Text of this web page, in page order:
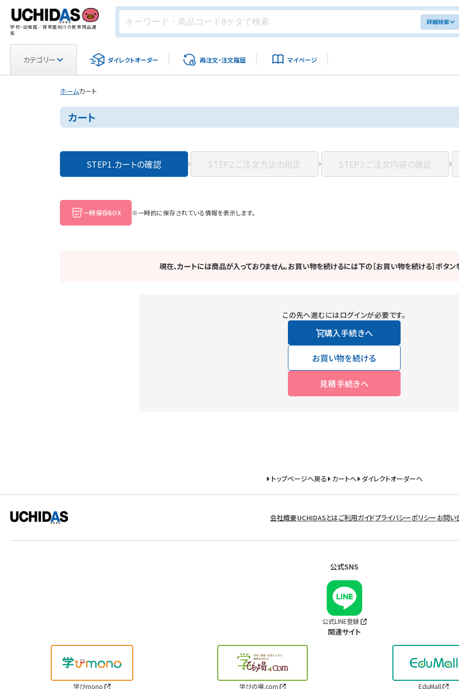
学校・幼稚園／保育園向けの教育用品通
販
詳細検索
カテゴリー ダイレクトオーダー 再注文・注文履歴 マイページ
ホームカート
カート
STEP1.カートの確認 STEP2.ご注文方法の指定 STEP3.ご注文内容の確認
一時保存BOX ※一時的に保存されている情報を表示します。
現在、カートには商品が入っておりません。お買い物を続けるには下の［お買い物を続ける］ボタン
この先へ進むにはログインが必要です。
購入手続きへ
お買い物を続ける
見積手続きへ
トップページへ戻る カートへ ダイレクトオーダーへ
会社概要UCHIDASとはご利用ガイドプライバシーポリシーお問い
公式SNS
公式LINE登録
関連サイト
学びmono 学びの場.com EduMall